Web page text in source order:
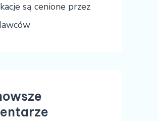
są cenione przez